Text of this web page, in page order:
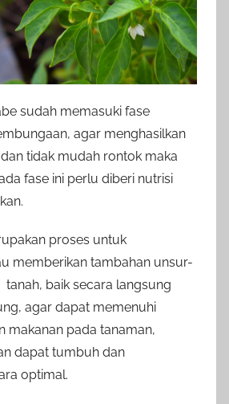
sudah memasuki fase
agar menghasilkan
tidak mudah rontok maka
fase ini perlu diberi nutrisi
proses untuk
memberikan tambahan unsur-
baik secara langsung
agar dapat memenuhi
makanan pada tanaman,
dapat tumbuh dan
optimal.